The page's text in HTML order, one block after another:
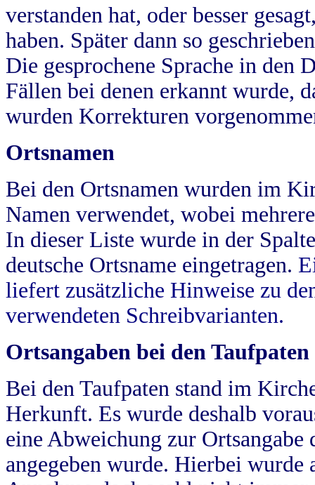
verstanden hat, oder besser
haben. Später dann so
Die gesprochene Sprache in
Fällen bei denen erkannt wurde,
wurden Korrekturen
Ortsnamen
Bei den Ortsnamen wurden im
Namen verwendet, wobei
In dieser Liste wurde in der
deutsche Ortsname eingetragen.
liefert zusätzliche Hinweise zu
verwendeten Schreibvarianten.
Ortsangaben bei den Taufpaten
Bei den Taufpaten stand im
Herkunft. Es wurde deshalb
eine Abweichung zur
angegeben wurde. Hierbei wurde